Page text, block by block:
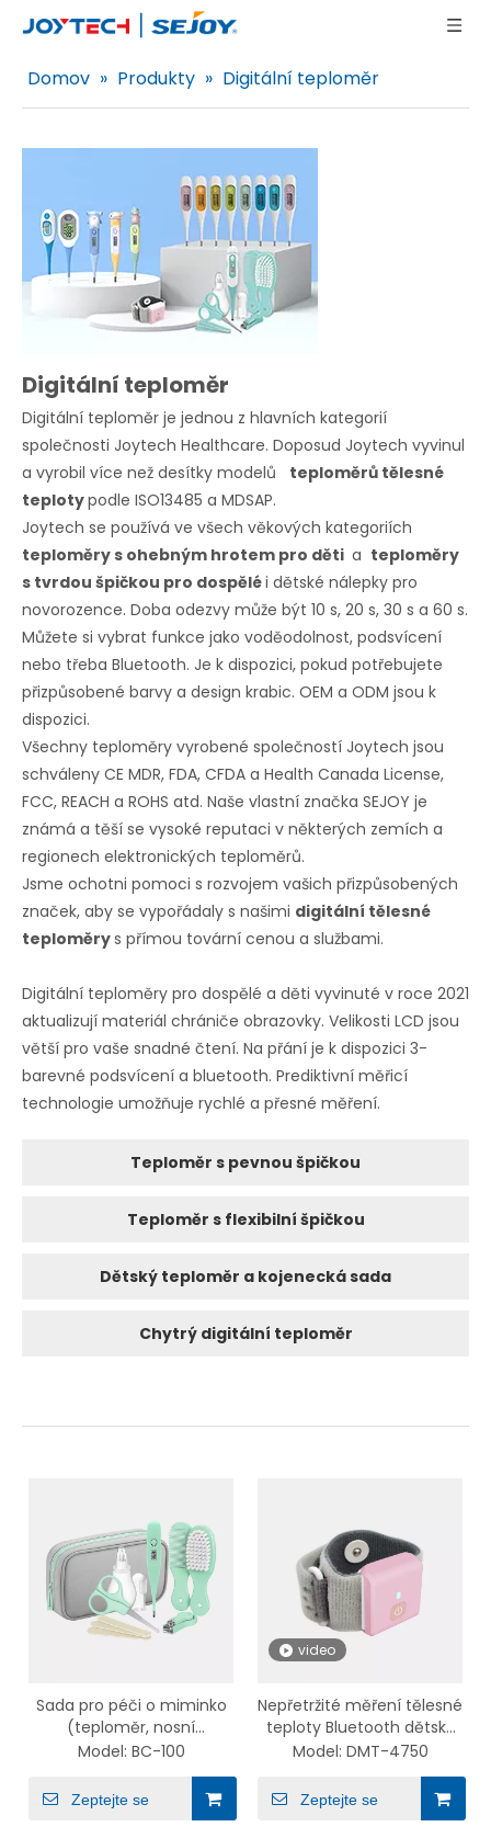
Domov » Produkty » Digitální teploměr
Digitální teploměr
Digitální teploměr je jednou z hlavních kategorií
společnosti Joytech Healthcare. Doposud Joytech vyvinul
a vyrobil více než desítky modelů teploměrů tělesné
teplotypodle ISO13485 a MDSAP.
Joytech se používá ve všech věkových kategoriích
teploměry s ohebným hrotem pro děti a teploměry
s tvrdou špičkou pro dospěléi dětské nálepky pro
novorozence. Doba odezvy může být 10 s, 20 s, 30 s a 60 s.
Můžete si vybrat funkce jako voděodolnost, podsvícení
nebo třeba Bluetooth. Je k dispozici, pokud potřebujete
přizpůsobené barvy a design krabic. OEM a ODM jsou k
dispozici.
Všechny teploměry vyrobené společností Joytech jsou
schváleny CE MDR, FDA, CFDA a Health Canada License,
FCC, REACH a ROHS atd. Naše vlastní značka SEJOY je
známá a těší se vysoké reputaci v některých zemích a
regionech elektronických teploměrů.
Jsme ochotni pomoci s rozvojem vašich přizpůsobených
značek, aby se vypořádaly s našimi digitální tělesné
teploměrys přímou tovární cenou a službami.
Digitální teploměry pro dospělé a děti vyvinuté v roce 2021
aktualizují materiál chrániče obrazovky. Velikosti LCD jsou
větší pro vaše snadné čtení. Na přání je k dispozici 3-
barevné podsvícení a bluetooth. Prediktivní měřicí
technologie umožňuje rychlé a přesné měření.
Teploměr s pevnou špičkou
Teploměr s flexibilní špičkou
Dětský teploměr a kojenecká sada
Chytrý digitální teploměr
Sada pro péči o miminko
(teploměr, nosní
odsávačka, kompletní
sada péče o nehty, kartáč
na vlasy)
Model: BC-100
Zeptejte se
video
Nepřetržité měření tělesné
teploty Bluetooth dětský
teploměr Digitální
automatický teploměr na
horečku
Model: DMT-4750
Zeptejte se